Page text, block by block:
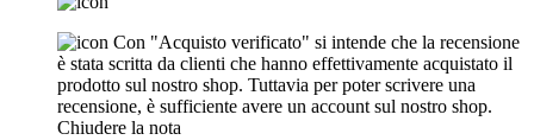
Con "Acquisto verificato" si intende che la recensione
è stata scritta da clienti che hanno effettivamente acquistato il
prodotto sul nostro shop. Tuttavia per poter scrivere una
recensione, è sufficiente avere un account sul nostro shop.
Chiudere la nota